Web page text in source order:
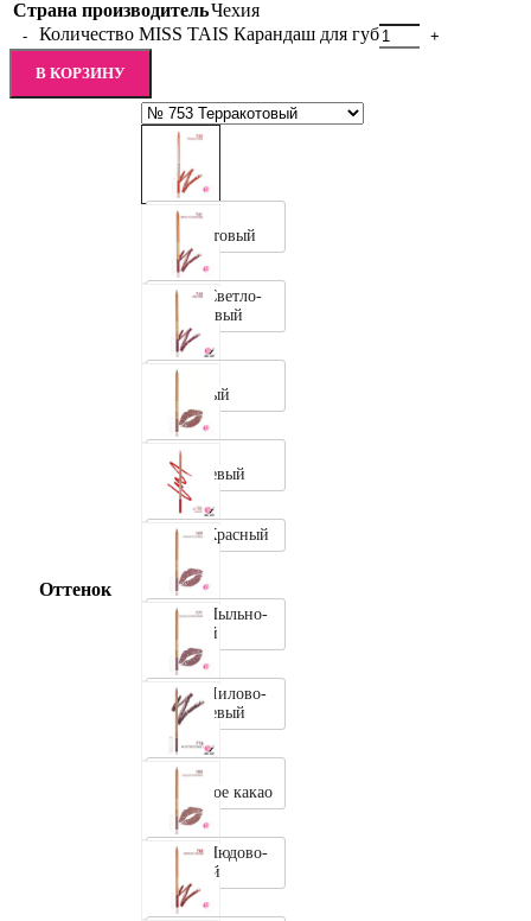
Страна производительЧехия
Количество MISS TAIS Карандаш для губ
В КОРЗИНУ
Оттенок
№ 753
Терракотовый
№ 761 Светло-
Коралловый
№ 763
Сливовый
№ 765
Коричневый
№ 768 Красный
№ 769 Пыльно-
Розовый
№ 771 Лилово-
Коричневый
№ 776
Молочное какао
№ 780 Нюдово-
Бежевый